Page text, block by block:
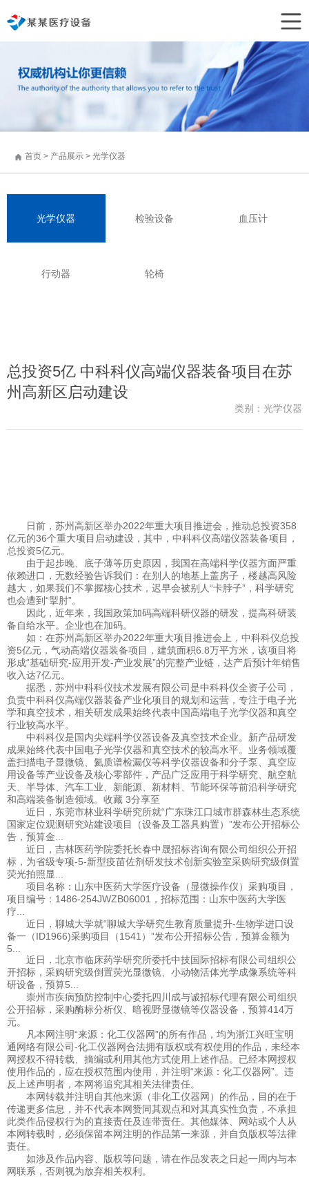
首页 > 产品展示 > 光学仪器
光学仪器 检验设备 血压计
行动器 轮椅
总投资5亿 中科科仪高端仪器装备项目在苏
州高新区启动建设
类别：光学仪器
日前，苏州高新区举办2022年重大项目推进会，推动总投资358
亿元的36个重大项目启动建设，其中，中科科仪高端仪器装备项目，
总投资5亿元。
由于起步晚、底子薄等历史原因，我国在高端科学仪器方面严重
依赖进口，无数经验告诉我们：在别人的地基上盖房子，楼越高风险
越大，如果我们不掌握核心技术，迟早会被别人“卡脖子”，科学研究
也会遭到“掣肘”。
因此，近年来，我国政策加码高端科研仪器的研发，提高科研装
备自给水平。企业也在加码。
如：在苏州高新区举办2022年重大项目推进会上，中科科仪总投
资5亿元，气动高端仪器装备项目，建筑面积6.8万平方米，该项目将
形成“基础研究-应用开发-产业发展”的完整产业链，达产后预计年销售
收入达7亿元。
据悉，苏州中科科仪技术发展有限公司是中科科仪全资子公司，
负责中科科仪高端仪器装备产业化项目的规划和运营，专注于电子光
学和真空技术，相关研发成果始终代表中国高端电子光学仪器和真空
行业较高水平。
中科科仪是国内尖端科学仪器设备及真空技术企业。新产品研发
成果始终代表中国电子光学仪器和真空技术的较高水平。业务领域覆
盖扫描电子显微镜、氦质谱检漏仪等科学仪器设备和分子泵、真空应
用设备等产业设备及核心零部件，产品广泛应用于科学研究、航空航
天、半导体、汽车工业、新能源、新材料、节能环保等前沿科学研究
和高端装备制造领域。收藏 3分享至
近日，东莞市林业科学研究所就“广东珠江口城市群森林生态系统
国家定位观测研究站建设项目（设备及工器具购置）”发布公开招标公
告，预算金...
近日，吉林医药学院委托长春中晟招标咨询有限公司组织公开招
标，为省级专项-5-新型疫苗佐剂研发技术创新实验室采购研究级倒置
荧光拍照显...
项目名称：山东中医药大学医疗设备（显微操作仪）采购项目，
项目编号：1486-254JWZB06001，招标范围：山东中医药大学医
疗...
近日，聊城大学就“聊城大学研究生教育质量提升-生物学进口设
备一（ID1966)采购项目（1541）”发布公开招标公告，预算金额为
5...
近日，北京市临床药学研究所委托中技国际招标有限公司组织公
开招标，采购研究级倒置荧光显微镜、小动物活体光学成像系统等科
研设备，预算5...
崇州市疾病预防控制中心委托四川成与诚招标代理有限公司组织
公开招标，采购酶标分析仪、暗视野显微镜等仪器设备，预算414万
元。
凡本网注明“来源：化工仪器网”的所有作品，均为浙江兴旺宝明
通网络有限公司-化工仪器网合法拥有版权或有权使用的作品，未经本
网授权不得转载、摘编或利用其他方式使用上述作品。已经本网授权
使用作品的，应在授权范围内使用，并注明“来源：化工仪器网”。违
反上述声明者，本网将追究其相关法律责任。
本网转载并注明自其他来源（非化工仪器网）的作品，目的在于
传递更多信息，并不代表本网赞同其观点和对其真实性负责，不承担
此类作品侵权行为的直接责任及连带责任。其他媒体、网站或个人从
本网转载时，必须保留本网注明的作品第一来源，并自负版权等法律
责任。
如涉及作品内容、版权等问题，请在作品发表之日起一周内与本
网联系，否则视为放弃相关权利。